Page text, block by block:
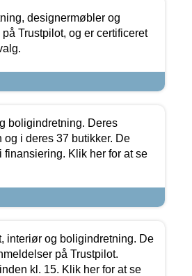
designermøbler og
Trustpilot, og er certificeret
boligindretning. Deres
i deres 37 butikker. De
Klik her for at se
interiør og boligindretning. De
på Trustpilot.
kl. 15. Klik her for at se